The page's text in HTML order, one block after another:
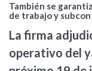
También se
de trabajo y
La firma
operativo del